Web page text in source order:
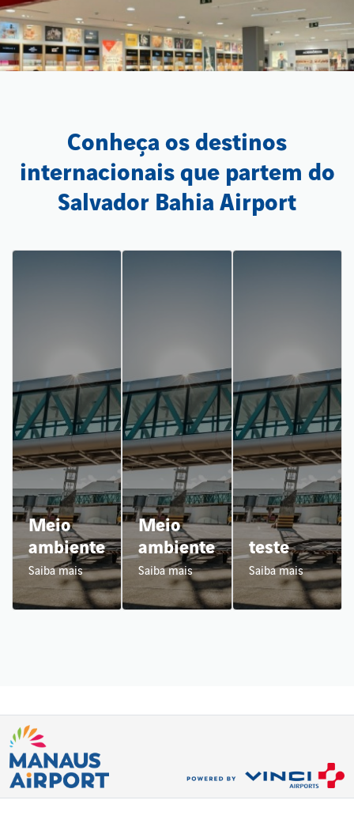
Conheça os destinos
internacionais que partem do
Salvador Bahia Airport
Meio
ambiente
Saiba mais
Meio
ambiente
Saiba mais
teste
Saiba mais